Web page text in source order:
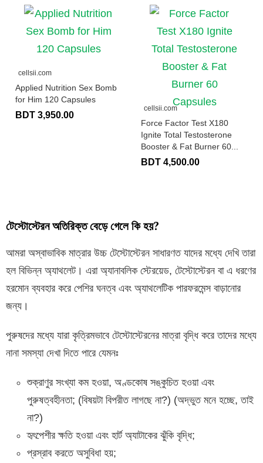
cellsii.com
Applied Nutrition Sex Bomb
for Him 120 Capsules
BDT 3,950.00
cellsii.com
Force Factor Test X180
Ignite Total Testosterone
Booster & Fat Burner 60...
BDT 4,500.00
টেস্টোস্টেরন অতিরিক্ত বেড়ে গেলে কি হয়?
আমরা অস্বাভাবিক মাত্রার উচ্চ টেস্টোস্টেরন সাধারণত যাদের মধ্যে দেখি তারা
হল বিভিন্ন অ্যাথলেট। এরা অ্যানাবলিক স্টেরয়েড, টেস্টোস্টেরন বা এ ধরণের
হরমোন ব্যবহার করে পেশির ঘনত্ব এবং অ্যাথলেটিক পারফরমেন্স বাড়ানোর
জন্য।
পুরুষদের মধ্যে যারা কৃত্রিমভাবে টেস্টোস্টেরনের মাত্রা বৃদ্ধি করে তাদের মধ্যে
নানা সমস্যা দেখা দিতে পারে যেমনঃ
শুক্রাণুর সংখ্যা কম হওয়া, অণ্ডকোষ সঙ্কুচিত হওয়া এবং
পুরুষত্বহীনতা; (বিষয়টা বিপরীত লাগছে না?) (অদ্ভুত মনে হচ্ছে, তাই
না?)
হৃৎপেশীর ক্ষতি হওয়া এবং হার্ট অ্যাটাকের ঝুঁকি বৃদ্ধি;
প্রস্রাব করতে অসুবিধা হয়;